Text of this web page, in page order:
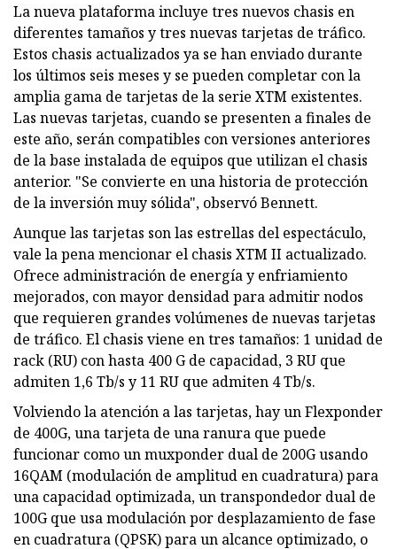
La nueva plataforma incluye tres nuevos chasis en
diferentes tamaños y tres nuevas tarjetas de tráfico.
Estos chasis actualizados ya se han enviado durante
los últimos seis meses y se pueden completar con la
amplia gama de tarjetas de la serie XTM existentes.
Las nuevas tarjetas, cuando se presenten a finales de
este año, serán compatibles con versiones anteriores
de la base instalada de equipos que utilizan el chasis
anterior. "Se convierte en una historia de protección
de la inversión muy sólida", observó Bennett.
Aunque las tarjetas son las estrellas del espectáculo,
vale la pena mencionar el chasis XTM II actualizado.
Ofrece administración de energía y enfriamiento
mejorados, con mayor densidad para admitir nodos
que requieren grandes volúmenes de nuevas tarjetas
de tráfico. El chasis viene en tres tamaños: 1 unidad de
rack (RU) con hasta 400 G de capacidad, 3 RU que
admiten 1,6 Tb/s y 11 RU que admiten 4 Tb/s.
Volviendo la atención a las tarjetas, hay un Flexponder
de 400G, una tarjeta de una ranura que puede
funcionar como un muxponder dual de 200G usando
16QAM (modulación de amplitud en cuadratura) para
una capacidad optimizada, un transpondedor dual de
100G que usa modulación por desplazamiento de fase
en cuadratura (QPSK) para un alcance optimizado, o